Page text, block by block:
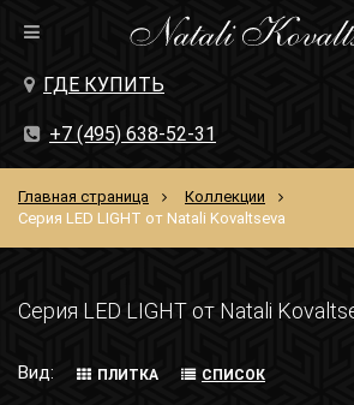
+7 (495) 638-52-31
ГДЕ КУПИТЬ
Главная страница
Коллекции
Серия LED LIGHT от Natali Kovaltseva
Серия LED LIGHT от Natali
Вид: ПЛИТКА СПИСОК